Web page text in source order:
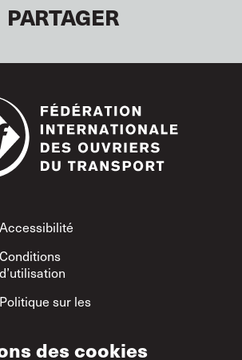
PARTAGER
Footer
Accessibilité
Conditions
d’utilisation
Politique sur les
Utilisation acceptable
des cookies